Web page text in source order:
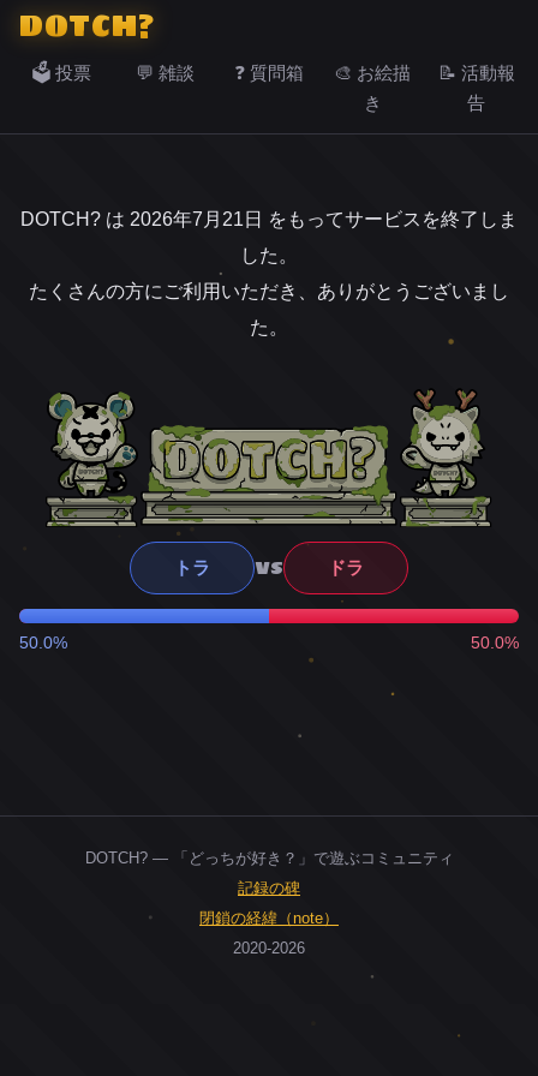
DOTCH?
🗳️ 投票 💬 雑談 ❓ 質問箱
🎨 お絵描
き
📝 活動報
告
DOTCH? は 2026年7月21日 をもってサービスを終了しま
した。
たくさんの方にご利用いただき、ありがとうございまし
た。
トラ VS ドラ
50.0% 50.0%
DOTCH? — 「どっちが好き？」で遊ぶコミュニティ
記録の碑
閉鎖の経緯（note）
2020-2026